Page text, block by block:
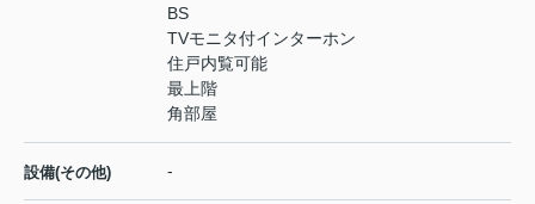
BS
TVモニタ付インターホン
住戸内覧可能
最上階
角部屋
設備(その他) -